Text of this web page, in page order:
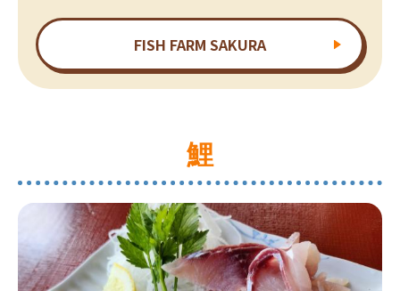
FISH FARM SAKURA
鯉